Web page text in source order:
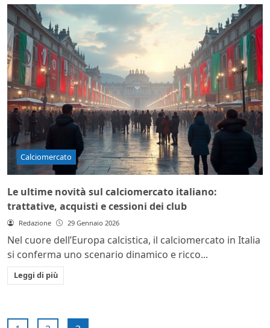
Calciomercato
Le ultime novità sul calciomercato italiano:
trattative, acquisti e cessioni dei club
Redazione 29 Gennaio 2026
Nel cuore dell’Europa calcistica, il calciomercato in Italia
si conferma uno scenario dinamico e ricco...
Leggi di più